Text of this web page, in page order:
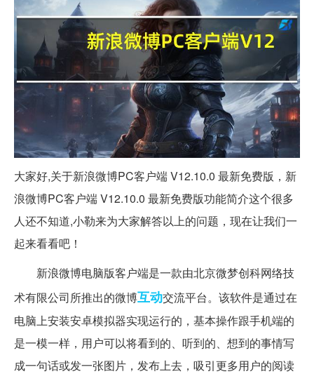
大家好,关于新浪微博PC客户端 V12.10.0 最新免费版，新
浪微博PC客户端 V12.10.0 最新免费版功能简介这个很多
人还不知道,小勒来为大家解答以上的问题，现在让我们一
起来看看吧！
新浪微博电脑版客户端是一款由北京微梦创科网络技
术有限公司所推出的微博互动交流平台。该软件是通过在
电脑上安装安卓模拟器实现运行的，基本操作跟手机端的
是一模一样，用户可以将看到的、听到的、想到的事情写
成一句话或发一张图片，发布上去，吸引更多用户的阅读